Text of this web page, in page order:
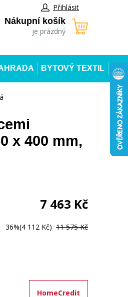
Přihlásit
Nákupní košík
je prázdný
BYTOVÝ TEXTIL
x 400 mm,
7 463 Kč
36%(4 112 Kč) 11 575 Kč
HomeCredit